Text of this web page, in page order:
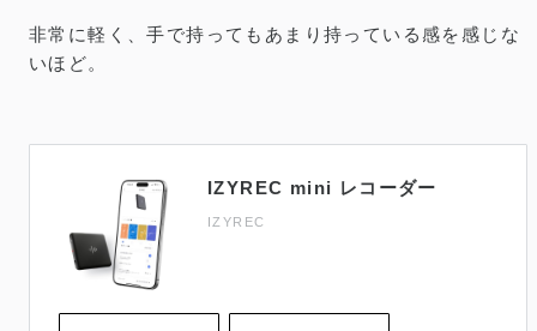
非常に軽く、手で持ってもあまり持っている感を感じな
いほど。
IZYREC mini レコーダー
IZYREC